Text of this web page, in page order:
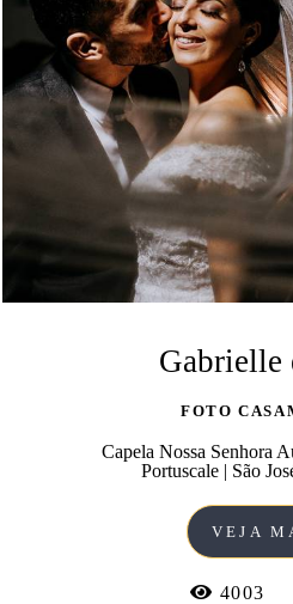
Gabrielle
FOTO
Capela Nossa Senhora
Portuscale | São
VEJA
4003